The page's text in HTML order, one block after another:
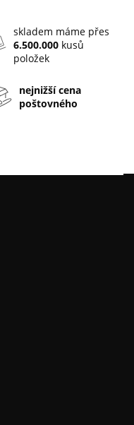
skladem máme přes
6.500.000 kusů
položek
nejnižší cena
poštovného